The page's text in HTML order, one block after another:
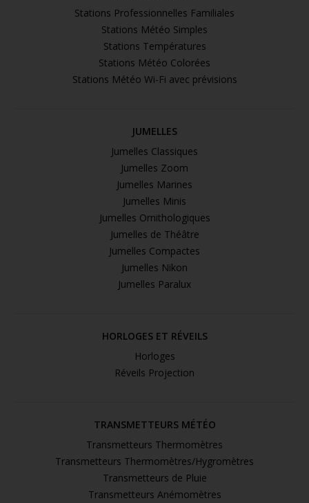
Stations Professionnelles Familiales
Stations Météo Simples
Stations Températures
Stations Météo Colorées
Stations Météo Wi-Fi avec prévisions
JUMELLES
Jumelles Classiques
Jumelles Zoom
Jumelles Marines
Jumelles Minis
Jumelles Ornithologiques
Jumelles de Théâtre
Jumelles Compactes
Jumelles Nikon
Jumelles Paralux
HORLOGES ET RÉVEILS
Horloges
Réveils Projection
TRANSMETTEURS MÉTÉO
Transmetteurs Thermomètres
Transmetteurs Thermomètres/Hygromètres
Transmetteurs de Pluie
Transmetteurs Anémomètres